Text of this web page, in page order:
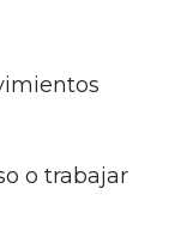
o trabajar